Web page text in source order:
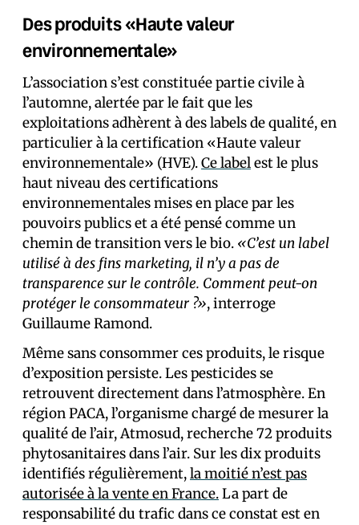
Des produits «Haute valeur
environnementale»
L’association s’est constituée partie civile à
l’automne, alertée par le fait que les
exploitations adhèrent à des labels de qualité, en
particulier à la certification «Haute valeur
environnementale» (HVE).Ce labelest le plus
haut niveau des certifications
environnementales mises en place par les
pouvoirs publics et a été pensé comme un
chemin de transition vers le bio. «C’est un label
utilisé à des fins marketing, il n’y a pas de
transparence sur le contrôle. Comment peut-on
protéger le consommateur ?», interroge
Guillaume Ramond.
Même sans consommer ces produits, le risque
d’exposition persiste. Les pesticides se
retrouvent directement dans l’atmosphère. En
région PACA, l’organisme chargé de mesurer la
qualité de l’air, Atmosud, recherche 72 produits
phytosanitaires dans l’air. Sur les dix produits
identifiés régulièrement,la moitié n’est pas
autorisée à la vente en France.La part de
responsabilité du trafic dans ce constat est en